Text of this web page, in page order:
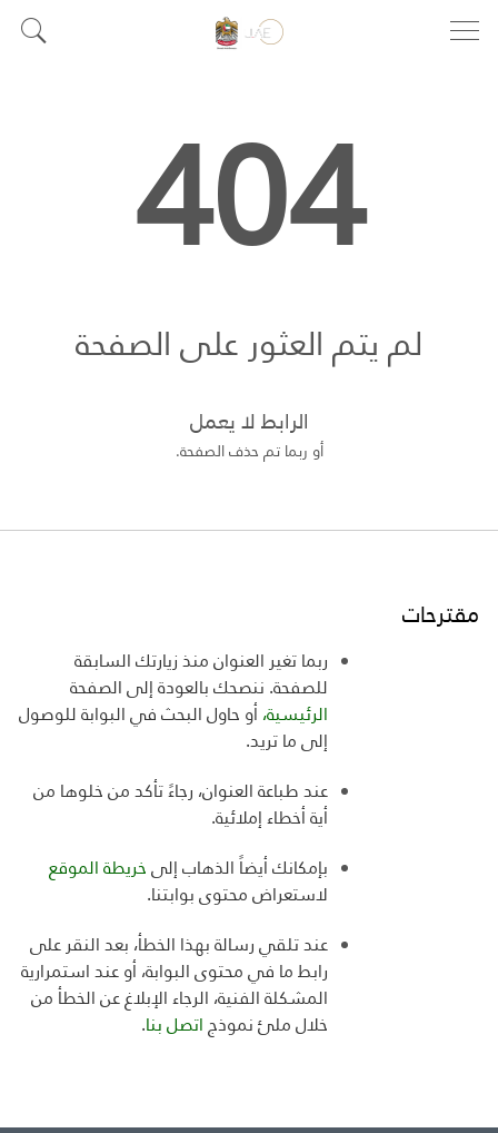
404
لم يتم العثور على الصفحة
الرابط لا يعمل
أو ربما تم حذف الصفحة.
مقترحات
ربما تغير العنوان منذ زيارتك السابقة
للصفحة. ننصحك بالعودة إلى الصفحة
الرئيسية، أو حاول البحث في البوابة للوصول
إلى ما تريد.
عند طباعة العنوان، رجاءً تأكد من خلوها من
أية أخطاء إملائية.
بإمكانك أيضاً الذهاب إلى خريطة الموقع
لاستعراض محتوى بوابتنا.
عند تلقي رسالة بهذا الخطأ، بعد النقر على
رابط ما في محتوى البوابة، أو عند استمرارية
المشكلة الفنية، الرجاء الإبلاغ عن الخطأ من
خلال ملئ نموذج اتصل بنا.